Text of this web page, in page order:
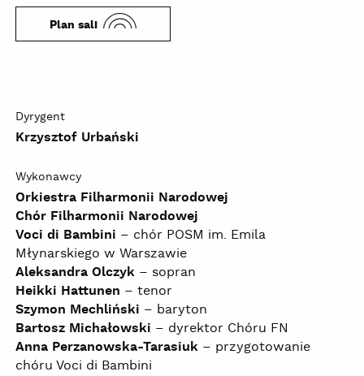
Plan sali
Dyrygent
Krzysztof Urbański
Wykonawcy
Orkiestra Filharmonii Narodowej
Chór Filharmonii Narodowej
Voci di Bambini – chór POSM im. Emila
Młynarskiego w Warszawie
Aleksandra Olczyk – sopran
Heikki Hattunen – tenor
Szymon Mechliński – baryton
Bartosz Michałowski – dyrektor Chóru FN
Anna Perzanowska-Tarasiuk – przygotowanie
chóru Voci di Bambini